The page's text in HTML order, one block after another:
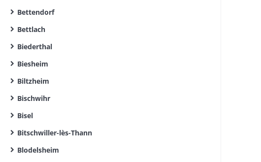
Bettendorf
Bettlach
Biederthal
Biesheim
Biltzheim
Bischwihr
Bisel
Bitschwiller-lès-Thann
Blodelsheim